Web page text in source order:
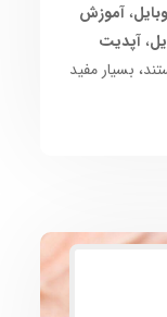
،آموزش
،آپدیت
بسیار مفید